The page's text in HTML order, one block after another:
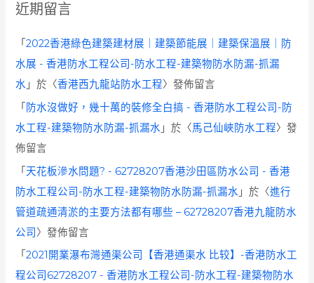
近期留言
「2022香港綠色建築建材展｜建築節能展｜建築保溫展｜防
水展 - 香港防水工程公司-防水工程-建築物防水防漏-抓漏
水 」於〈香港西九龍站防水工程〉發佈留言
「 防水沒做好，幾十萬的裝修全白搞 - 香港防水工程公司-防
水工程-建築物防水防漏-抓漏水 」於〈馬己仙峽防水工程〉發
佈留言
「 天花板滲水問題? - 62728207香港沙田區防水公司 - 香港
防水工程公司-防水工程-建築物防水防漏-抓漏水 」於〈進行
管道疏通清淤的主要方法都有哪些 – 62728207香港九龍防水
公司 〉發佈留言
「2021開業瀑布灣通渠公司【香港通渠水 比较】-香港防水工
程公司62728207 - 香港防水工程公司-防水工程-建築物防水